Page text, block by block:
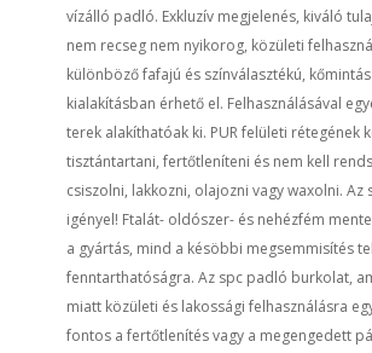
vízálló padló. Exkluzív megjelenés, kiváló
nem recseg nem nyikorog, közületi
különböző fafajú és színválasztékú,
kialakításban érhető el. Felhasználásával
terek alakíthatóak ki. PUR felületi rétegének
tisztántartani, fertőtleníteni és nem kell
csiszolni, lakkozni, olajozni vagy waxolni.
igényel! Ftalát- oldószer- és nehézfém
a gyártás, mind a késöbbi megsemmisítés
fenntarthatóságra. Az spc padló burkolat,
miatt közületi és lakossági felhasználásra
fontos a fertőtlenítés vagy a megengedett